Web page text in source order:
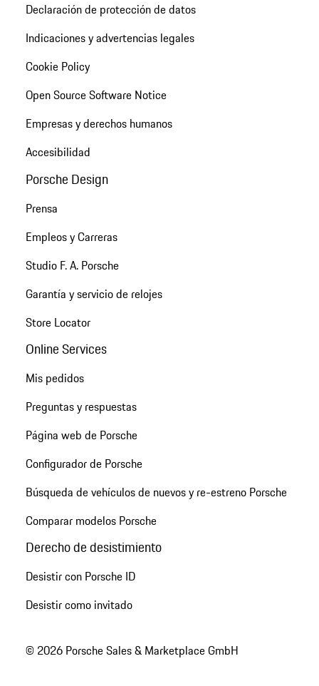
Declaración de protección de datos
Indicaciones y advertencias legales
Cookie Policy
Open Source Software Notice
Empresas y derechos humanos
Accesibilidad
Porsche Design
Prensa
Empleos y Carreras
Studio F. A. Porsche
Garantía y servicio de relojes
Store Locator
Online Services
Mis pedidos
Preguntas y respuestas
Página web de Porsche
Configurador de Porsche
Búsqueda de vehículos de nuevos y re-estreno Porsche
Comparar modelos Porsche
Derecho de desistimiento
Desistir con Porsche ID
Desistir como invitado
© 2026 Porsche Sales & Marketplace GmbH